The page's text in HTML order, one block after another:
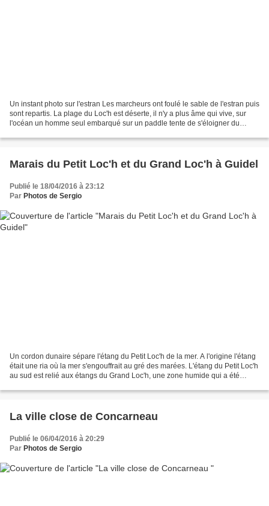
Un instant photo sur l'estran Les marcheurs ont foulé le sable de l'estran puis
sont repartis. La plage du Loc'h est déserte, il n'y a plus âme qui vive, sur
l'océan un homme seul embarqué sur un paddle tente de s'éloigner du
Marais du Petit Loc'h et du Grand Loc'h à Guidel
Publié le 18/04/2016 à 23:12
Par Photos de Sergio
Un cordon dunaire sépare l'étang du Petit Loc'h de la mer. A l'origine l'étang
était une ria où la mer s'engouffrait au gré des marées. L'étang du Petit Loc'h
au sud est relié aux étangs du Grand Loc'h, une zone humide qui a été
La ville close de Concarneau
Publié le 06/04/2016 à 20:29
Par Photos de Sergio